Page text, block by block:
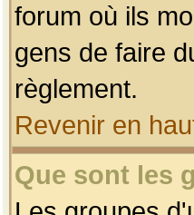
forum où ils
gens de faire
règlement.
Revenir en
Que sont les